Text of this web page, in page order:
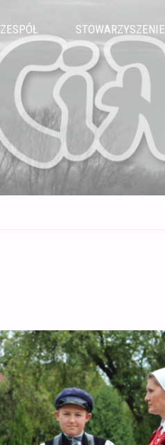
ZESPÓŁ STOWARZYSZENIE